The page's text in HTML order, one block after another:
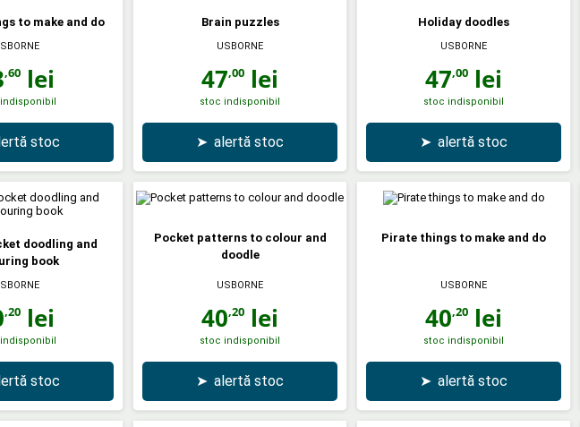
to make and do
,60 lei
stoc
Brain puzzles
USBORNE
47,00 lei
stoc indisponibil
➤ alertă stoc
Holiday doodles
USBORNE
47,00 lei
stoc indisponibil
➤ alertă stoc
doodling and
book
,20 lei
stoc
Pocket patterns to colour and
doodle
USBORNE
40,20 lei
stoc indisponibil
➤ alertă stoc
Pirate things to make and do
USBORNE
40,20 lei
stoc indisponibil
➤ alertă stoc